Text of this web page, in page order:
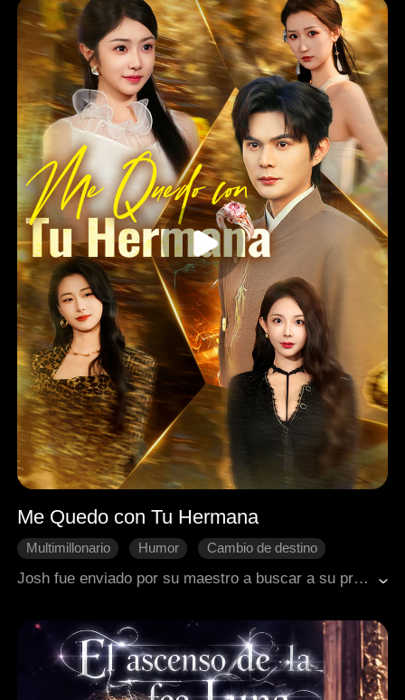
Me Quedo con Tu Hermana
Multimillonario Humor
Cambio de destino
Josh fue enviado por su maestro a buscar a su prometida. Aunque debía casarse con la hija mayor de la familia Owen, conoció a Emma, la amable y resiliente segunda hija. Con sus extraordinarias habilidades médicas y destreza en artes marciales, Josh resolvió crisis repetidamente, curó al abuelo de Emma y se acercó a ella en medio del caos. Al mismo tiempo, mientras buscaba respuestas sobre sus orígenes, desenterró el oscuro pasado detrás de la desaparición de su familia.